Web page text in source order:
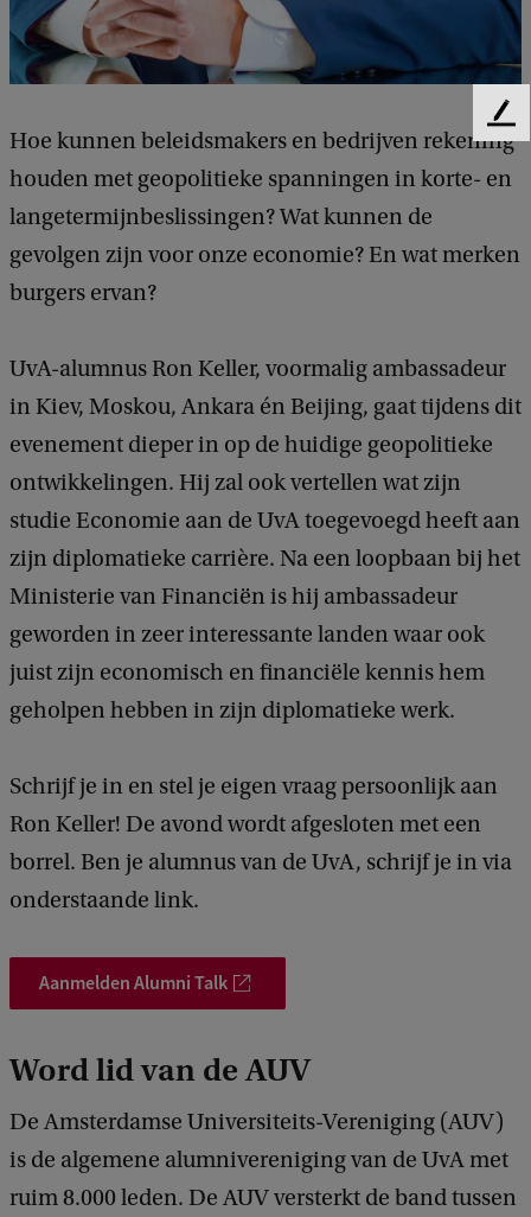
l
u
n
i
T
a
l
:
D
i
p
l
o
m
a
t
i
i
n
r
o
i
e
t
i
j
Hoe kunnen beleidsmakers en bedrijven rekening
houden met geopolitieke spanningen in korte- en
langetermijnbeslissingen? Wat kunnen de
gevolgen zijn voor onze economie? En wat merken
burgers ervan?
UvA-alumnus Ron Keller, voormalig ambassadeur
in Kiev, Moskou, Ankara én Beijing, gaat tijdens dit
evenement dieper in op de huidige geopolitieke
ontwikkelingen. Hij zal ook vertellen wat zijn
studie Economie aan de UvA toegevoegd heeft aan
zijn diplomatieke carrière. Na een loopbaan bij het
Ministerie van Financiën is hij ambassadeur
geworden in zeer interessante landen waar ook
juist zijn economisch en financiële kennis hem
geholpen hebben in zijn diplomatieke werk.
Schrijf je in en stel je eigen vraag persoonlijk aan
Ron Keller! De avond wordt afgesloten met een
borrel. Ben je alumnus van de UvA, schrijf je in via
onderstaande link.
Aanmelden Alumni Talk
Word lid van de AUV
De Amsterdamse Universiteits-Vereniging (AUV)
is de algemene alumnivereniging van de UvA met
ruim 8.000 leden. De AUV versterkt de band tussen
F
e
e
a